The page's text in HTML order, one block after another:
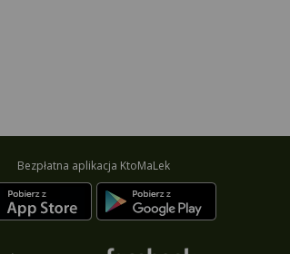
Bezpłatna aplikacja KtoMaLek